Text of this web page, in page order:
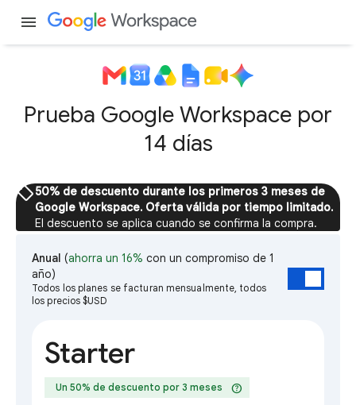
menu
Prueba Google Workspace por
14 días
sell50% de descuento durante los primeros 3 meses de
Google Workspace. Oferta válida por tiempo limitado.
El descuento se aplica cuando se confirma la compra.
Anual (ahorra un 16% con un compromiso de 1
año)
Todos los planes se facturan mensualmente, todos
los precios $USD
Starter
Un 50% de descuento por 3 meses help